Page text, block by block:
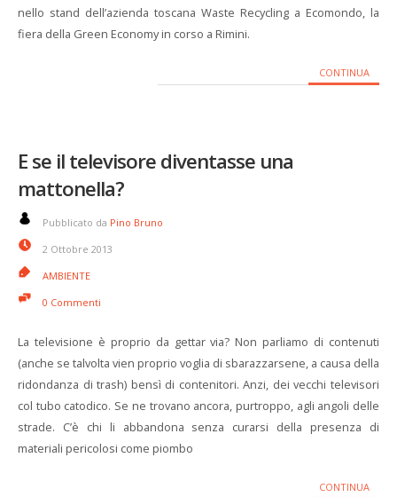
nello stand dell’azienda toscana Waste Recycling a Ecomondo, la
fiera della Green Economy in corso a Rimini.
CONTINUA
E se il televisore diventasse una
mattonella?
Pubblicato da Pino Bruno
2 Ottobre 2013
AMBIENTE
0 Commenti
La televisione è proprio da gettar via? Non parliamo di contenuti
(anche se talvolta vien proprio voglia di sbarazzarsene, a causa della
ridondanza di trash) bensì di contenitori. Anzi, dei vecchi televisori
col tubo catodico. Se ne trovano ancora, purtroppo, agli angoli delle
strade. C’è chi li abbandona senza curarsi della presenza di
materiali pericolosi come piombo
CONTINUA